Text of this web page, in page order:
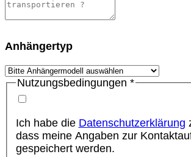
Anhängertyp
Nutzungsbedingungen *
Ich habe die Datenschutzerklärung
dass meine Angaben zur
gespeichert werden.